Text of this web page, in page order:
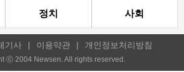
정치 사회
기사 | 이용약관 | 개인정보처리방침
ⓒ 2004 Newsen. All rights reserved.